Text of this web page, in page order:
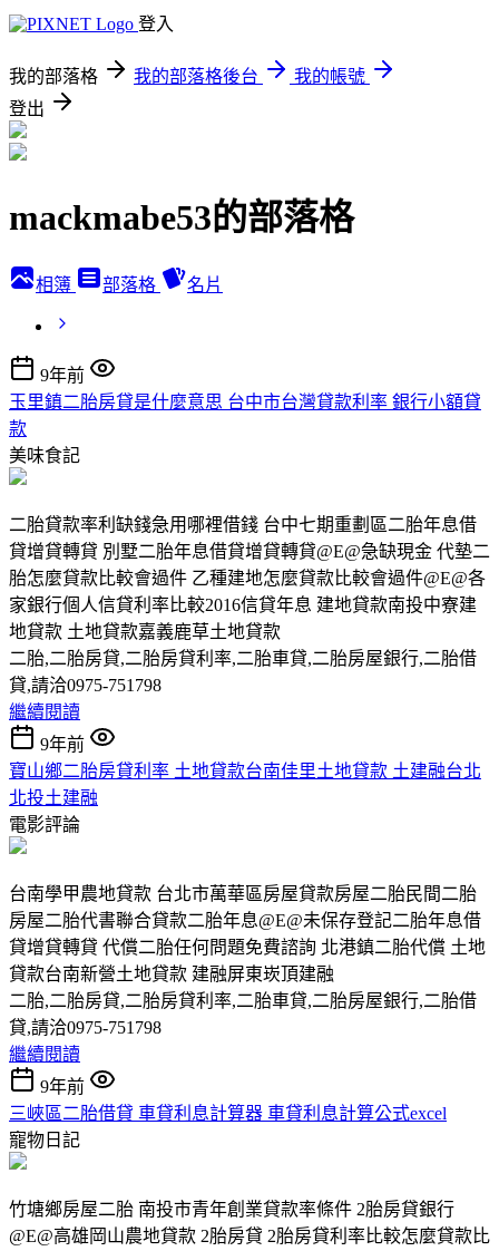
登入
我的部落格 我的部落格後台
我的帳號
登出
mackmabe53的部落格
相簿 部落格 名片
9年前
玉里鎮二胎房貸是什麼意思 台中市台灣貸款利率 銀行小額貸
款
美味食記
二胎貸款率利缺錢急用哪裡借錢 台中七期重劃區二胎年息借
貸增貸轉貸 別墅二胎年息借貸增貸轉貸@E@急缺現金 代墊二
胎怎麼貸款比較會過件 乙種建地怎麼貸款比較會過件@E@各
家銀行個人信貸利率比較2016信貸年息 建地貸款南投中寮建
地貸款 土地貸款嘉義鹿草土地貸款
二胎,二胎房貸,二胎房貸利率,二胎車貸,二胎房屋銀行,二胎借
貸,請洽0975-751798
繼續閱讀
9年前
寶山鄉二胎房貸利率 土地貸款台南佳里土地貸款 土建融台北
北投土建融
電影評論
台南學甲農地貸款 台北市萬華區房屋貸款房屋二胎民間二胎
房屋二胎代書聯合貸款二胎年息@E@未保存登記二胎年息借
貸增貸轉貸 代償二胎任何問題免費諮詢 北港鎮二胎代償 土地
貸款台南新營土地貸款 建融屏東崁頂建融
二胎,二胎房貸,二胎房貸利率,二胎車貸,二胎房屋銀行,二胎借
貸,請洽0975-751798
繼續閱讀
9年前
三峽區二胎借貸 車貸利息計算器 車貸利息計算公式excel
寵物日記
竹塘鄉房屋二胎 南投市青年創業貸款率條件 2胎房貸銀行
@E@高雄岡山農地貸款 2胎房貸 2胎房貸利率比較怎麼貸款比